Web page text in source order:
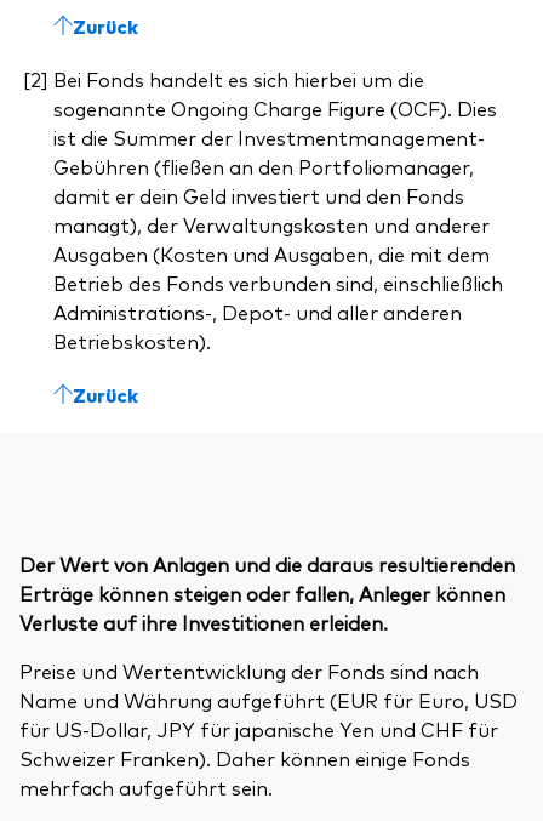
Zurück
Bei Fonds handelt es sich hierbei um die
sogenannte Ongoing Charge Figure (OCF). Dies
ist die Summer der Investmentmanagement-
Gebühren (fließen an den Portfoliomanager,
damit er dein Geld investiert und den Fonds
managt), der Verwaltungskosten und anderer
Ausgaben (Kosten und Ausgaben, die mit dem
Betrieb des Fonds verbunden sind, einschließlich
Administrations-, Depot- und aller anderen
Betriebskosten).
Zurück
Der Wert von Anlagen und die daraus resultierenden
Erträge können steigen oder fallen, Anleger können
Verluste auf ihre Investitionen erleiden.
Preise und Wertentwicklung der Fonds sind nach
Name und Währung aufgeführt (EUR für Euro, USD
für US-Dollar, JPY für japanische Yen und CHF für
Schweizer Franken). Daher können einige Fonds
mehrfach aufgeführt sein.